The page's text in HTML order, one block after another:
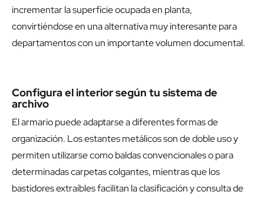
incrementar la superficie ocupada en planta,
convirtiéndose en una alternativa muy interesante para
departamentos con un importante volumen documental.
Configura el interior según tu sistema de
archivo
El armario puede adaptarse a diferentes formas de
organización. Los estantes metálicos son de doble uso y
permiten utilizarse como baldas convencionales o para
determinadas carpetas colgantes, mientras que los
bastidores extraíbles facilitan la clasificación y consulta de